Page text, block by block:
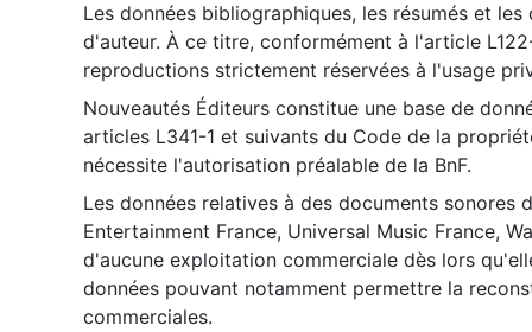
Les données bibliographiques, les résumés et
d'auteur. À ce titre, conformément à l'article
reproductions strictement réservées à l'usage
Nouveautés Éditeurs constitue une base de
articles L341-1 et suivants du Code de la
nécessite l'autorisation préalable de la BnF.
Les données relatives à des documents sonores
Entertainment France, Universal Music France,
d'aucune exploitation commerciale dès lors
données pouvant notamment permettre la
commerciales.